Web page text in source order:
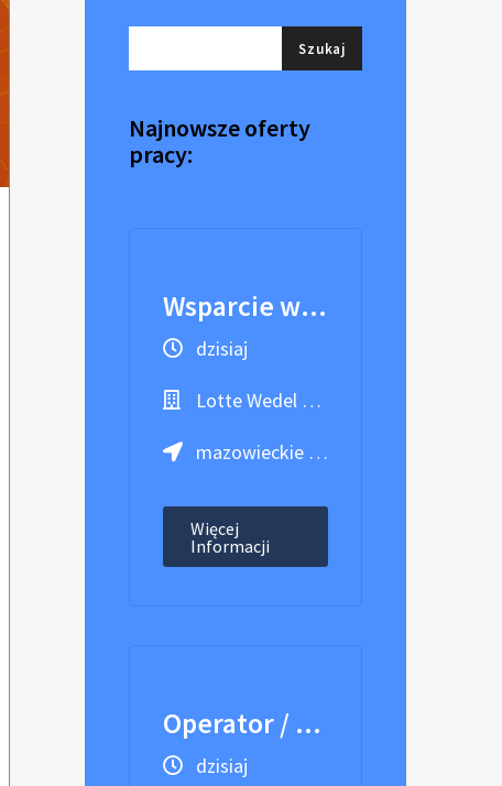
Najnowsze oferty
pracy:
Wsparcie w Laboratorium
dzisiaj
Lotte Wedel Sp. z o.o.
mazowieckie / Warszawa
Więcej
Informacji
Operator / Operatorka wózka wysokiego składowania
dzisiaj